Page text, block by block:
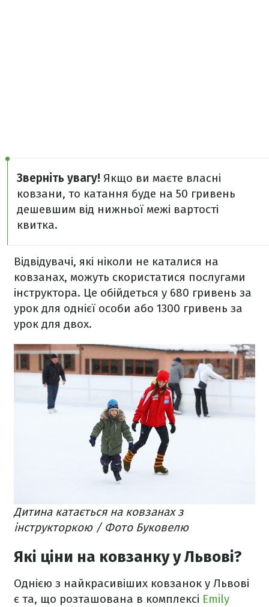
Зверніть увагу! Якщо ви маєте власні
ковзани, то катання буде на 50 гривень
дешевшим від нижньої межі вартості
квитка.
Відвідувачі, які ніколи не каталися на
ковзанах, можуть скористатися послугами
інструктора. Це обійдеться у 680 гривень за
урок для однієї особи або 1300 гривень за
урок для двох.
Дитина катається на ковзанах з
інструкторкою / Фото Буковелю
Які ціни на ковзанку у Львові?
Однією з найкрасивіших ковзанок у Львові
є та, що розташована в комплексі Emily